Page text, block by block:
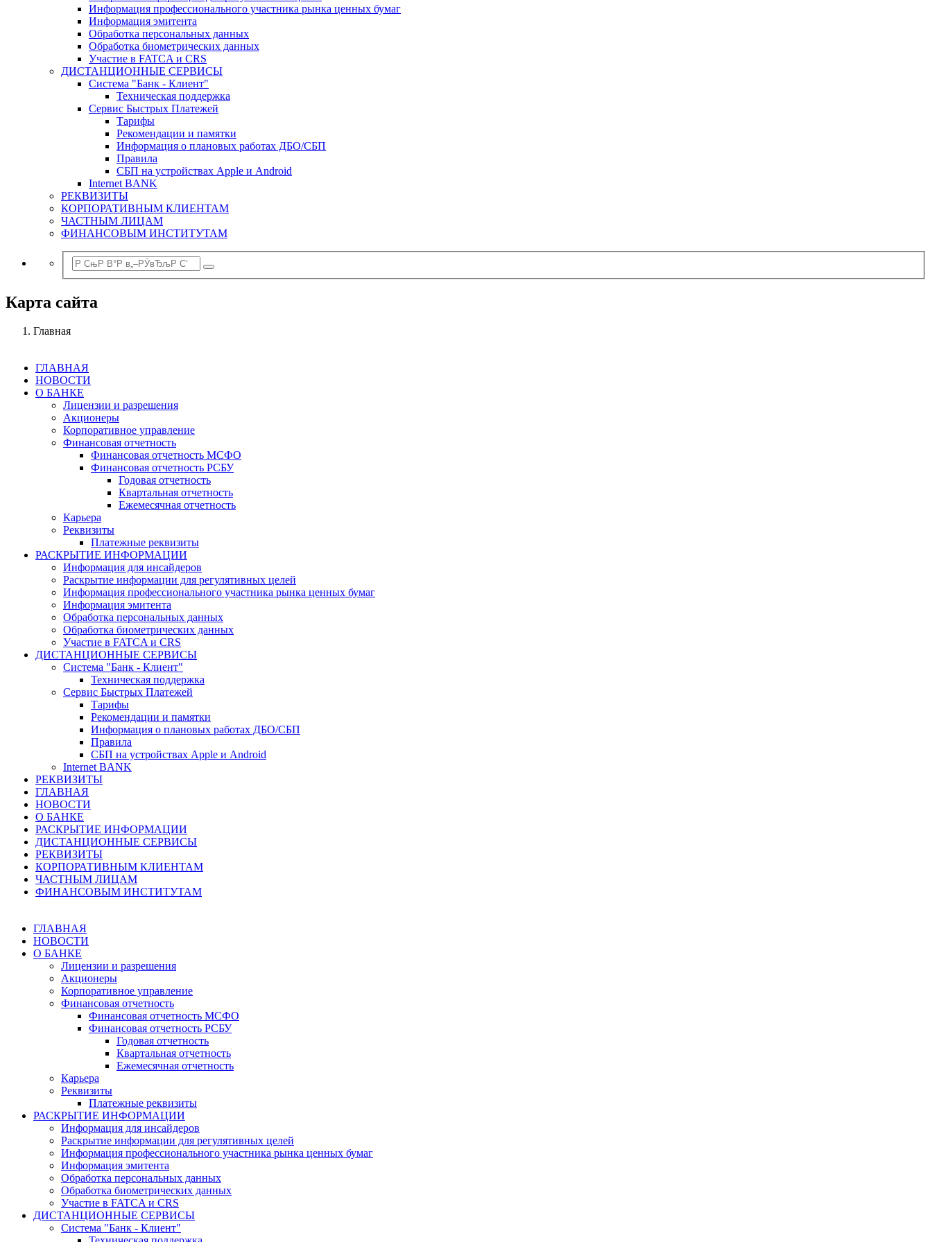
Информация профессионального участника рынка ценных бумаг
Информация эмитента
Обработка персональных данных
Обработка биометрических данных
Участие в FATCA и CRS
ДИСТАНЦИОННЫЕ СЕРВИСЫ
Система "Банк - Клиент"
Техническая поддержка
Сервис Быстрых Платежей
Тарифы
Рекомендации и памятки
Информация о плановых работах ДБО/СБП
Правила
СБП на устройствах Apple и Android
Internet BANK
РЕКВИЗИТЫ
КОРПОРАТИВНЫМ КЛИЕНТАМ
ЧАСТНЫМ ЛИЦАМ
ФИНАНСОВЫМ ИНСТИТУТАМ
Карта сайта
Главная
ГЛАВНАЯ
НОВОСТИ
О БАНКЕ
Лицензии и разрешения
Акционеры
Корпоративное управление
Финансовая отчетность
Финансовая отчетность МСФО
Финансовая отчетность РСБУ
Годовая отчетность
Квартальная отчетность
Ежемесячная отчетность
Карьера
Реквизиты
Платежные реквизиты
РАСКРЫТИЕ ИНФОРМАЦИИ
Информация для инсайдеров
Раскрытие информации для регулятивных целей
Информация профессионального участника рынка ценных бумаг
Информация эмитента
Обработка персональных данных
Обработка биометрических данных
Участие в FATCA и CRS
ДИСТАНЦИОННЫЕ СЕРВИСЫ
Система "Банк - Клиент"
Техническая поддержка
Сервис Быстрых Платежей
Тарифы
Рекомендации и памятки
Информация о плановых работах ДБО/СБП
Правила
СБП на устройствах Apple и Android
Internet BANK
РЕКВИЗИТЫ
ГЛАВНАЯ
НОВОСТИ
О БАНКЕ
РАСКРЫТИЕ ИНФОРМАЦИИ
ДИСТАНЦИОННЫЕ СЕРВИСЫ
РЕКВИЗИТЫ
КОРПОРАТИВНЫМ КЛИЕНТАМ
ЧАСТНЫМ ЛИЦАМ
ФИНАНСОВЫМ ИНСТИТУТАМ
ГЛАВНАЯ
НОВОСТИ
О БАНКЕ
Лицензии и разрешения
Акционеры
Корпоративное управление
Финансовая отчетность
Финансовая отчетность МСФО
Финансовая отчетность РСБУ
Годовая отчетность
Квартальная отчетность
Ежемесячная отчетность
Карьера
Реквизиты
Платежные реквизиты
РАСКРЫТИЕ ИНФОРМАЦИИ
Информация для инсайдеров
Раскрытие информации для регулятивных целей
Информация профессионального участника рынка ценных бумаг
Информация эмитента
Обработка персональных данных
Обработка биометрических данных
Участие в FATCA и CRS
ДИСТАНЦИОННЫЕ СЕРВИСЫ
Система "Банк - Клиент"